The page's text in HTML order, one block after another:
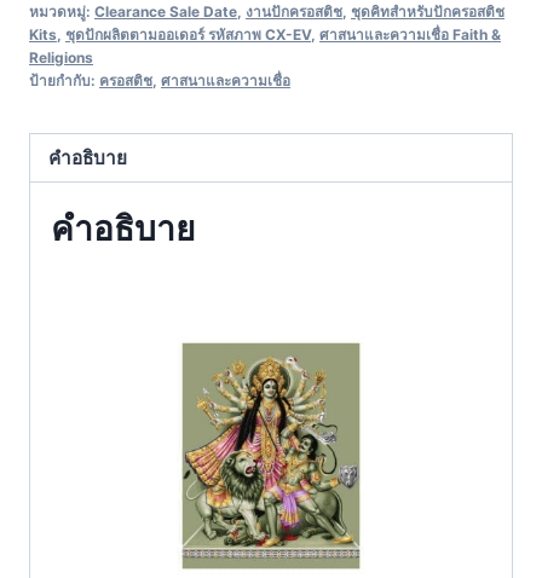
หมวดหมู่: Clearance Sale Date งานปักครอสติช ชุดคิทสำหรับปักครอสติช
Kits ชุดปักผลิตตามออเดอร์ รหัสภาพ CX-EV, ศาสนาและความเชื่อ Faith &
Religions
ป้ายกำกับ: ครอสติช ศาสนาและความเชื่อ
คำอธิบาย
คำอธิบาย